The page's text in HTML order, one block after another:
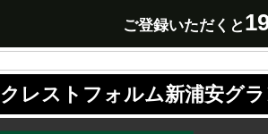
ご登録いただくと
クレストフォルム新浦安グ